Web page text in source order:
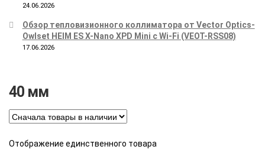
24.06.2026
Обзор тепловизионного коллиматора от Vector Optics-
Owlset HEIM ES X-Nano XPD Mini с Wi-Fi (VEOT-RSS08)
17.06.2026
40 мм
Отображение единственного товара